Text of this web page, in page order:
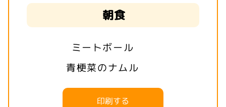
朝食
ミートボール
青梗菜のナムル
印刷する